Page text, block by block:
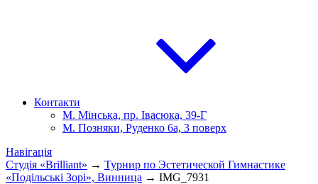
Контакти
М. Мінська, пр. Івасюка, 39-Г
М. Позняки, Руденко 6а, 3 поверх
Навігація
Студія «Brilliant» → Турнир по Эстетической Гимнастике
«Подільські Зорі», Винница → IMG_7931